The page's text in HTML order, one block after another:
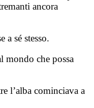
ancora
a sé stesso.
mondo che possa
l’alba cominciava a